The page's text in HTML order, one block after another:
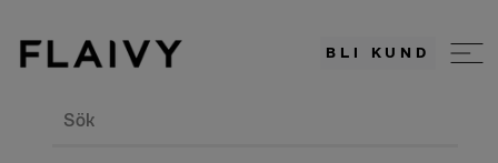
BLI KUND
Sök